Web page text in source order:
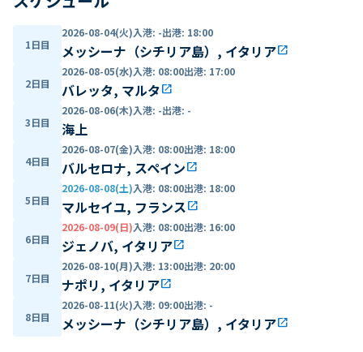
1日目
2026-08-04(火)入港: -出港: 18:00
メッシーナ（シチリア島）, イタリアopen_in_new
2日目
2026-08-05(水)入港: 08:00出港: 17:00
バレッタ, マルタopen_in_new
3日目
2026-08-06(木)入港: -出港: -
海上
4日目
2026-08-07(金)入港: 08:00出港: 18:00
バルセロナ, スペインopen_in_new
5日目
2026-08-08(土)入港: 08:00出港: 18:00
マルセイユ, フランスopen_in_new
6日目
2026-08-09(日)入港: 08:00出港: 16:00
ジェノバ, イタリアopen_in_new
7日目
2026-08-10(月)入港: 13:00出港: 20:00
ナポリ, イタリアopen_in_new
8日目
2026-08-11(火)入港: 09:00出港: -
メッシーナ（シチリア島）, イタリアopen_in_new